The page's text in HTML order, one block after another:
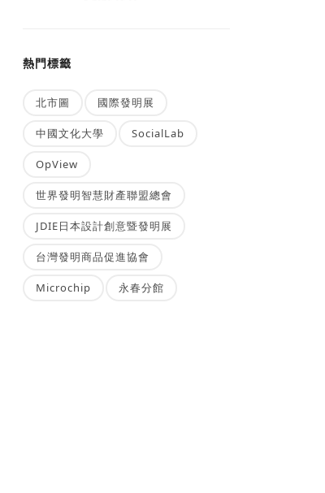
熱門標籤
北市圖 國際發明展
中國文化大學 SocialLab
OpView
世界發明智慧財產聯盟總會
JDIE日本設計創意暨發明展
台灣發明商品促進協會
Microchip 永春分館